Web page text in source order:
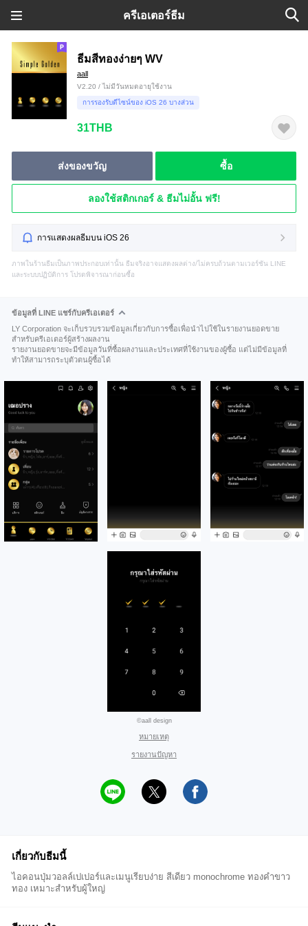
ครีเอเตอร์ธีม
ธีมสีทองง่ายๆ WV
aall
V2.20 / ไม่มีวันหมดอายุใช้งาน
การรองรับดีไซน์ของ iOS 26 บางส่วน
31THB
ส่งของขวัญ ซื้อ
ลองใช้สติกเกอร์ & ธีมไม่อั้น ฟรี!
การแสดงผลธีมบน iOS 26
ภาพในร้านธีมเป็นภาพประกอบเท่านั้น ธีมจริงอาจแสดงผลต่าง/ไม่ครบถ้วนตามเวอร์ชัน LINE
และระบบปฏิบัติการ โปรดพิจารณาก่อนซื้อ
ข้อมูลที่ LINE แชร์กับครีเอเตอร์
LY Corporation จะเก็บรวบรวมข้อมูลเกี่ยวกับการซื้อเพื่อนำไปใช้ในรายงานยอดขาย
สำหรับครีเอเตอร์ผู้สร้างผลงาน
รายงานยอดขายจะมีข้อมูลวันที่ซื้อผลงานและประเทศที่ใช้งานของผู้ซื้อ แต่ไม่มีข้อมูลที่
ทำให้สามารถระบุตัวตนผู้ซื้อได้
©aall design
หมายเหตุ
รายงานปัญหา
เกี่ยวกับธีมนี้
ไอคอนปุ่มวอลล์เปเปอร์และเมนูเรียบง่าย สีเดียว monochrome ทองคำขาว
ทอง เหมาะสำหรับผู้ใหญ่